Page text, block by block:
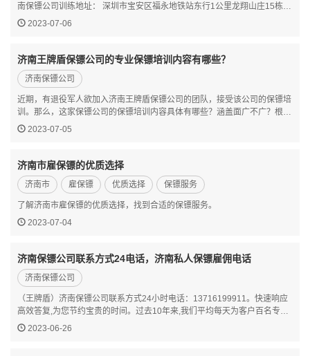
南保镖公司训练地址： 深圳市宝安区福永地铁站东行1公里龙翔山庄15栋济
南保镖公司24小时咨询电话：13716199911济南地处中国华东地区、山东
2023-07-06
济南王牌盾保镖公司的专业保镖培训内容有哪些？
济南保镖公司
近期，有退役军人欲加入济南王牌盾保镖公司的团队，接受该公司的保镖培
训。那么，这家保镖公司的保镖培训内容具体有哪些？涵盖面广不广？根据
一些已经通过了培训考核的年轻保镖的透露，这家公司的保镖培训项目涉及
2023-07-05
济南市雇保镖的优质选择
济南市 雇保镖 优质选择 保镖服务
了解济南市雇保镖的优质选择，找到合适的保镖服务。
2023-07-04
济南保镖公司联系方式24电话，济南私人保镖雇佣电话
济南保镖公司
（王牌盾）济南保镖公司联系方式24小时电话：13716199911。快速响应
高效答复,为您节约宝贵的时间。过去10年来,我们平均每天为客户百名专业
私人保镖。（王牌盾）保镖公司服务范围较广:高端政要需求保护,涉外保镖,
2023-06-26